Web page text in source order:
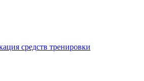
средств тренировки